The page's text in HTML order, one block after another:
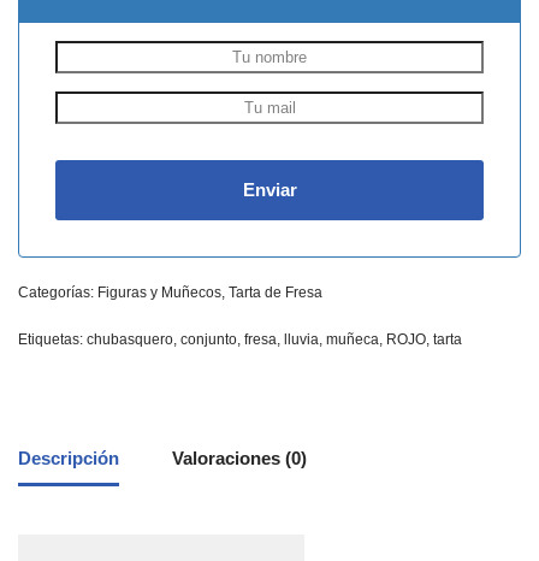
Categorías: Figuras y Muñecos, Tarta de Fresa
Etiquetas: chubasquero, conjunto, fresa, lluvia, muñeca, ROJO, tarta
Descripción Valoraciones (0)